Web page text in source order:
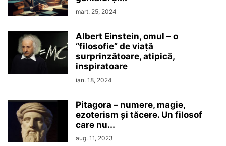
mart. 25, 2024
Albert Einstein, omul – o
“filosofie” de viaţă
surprinzătoare, atipică,
inspiratoare
ian. 18, 2024
Pitagora – numere, magie,
ezoterism şi tăcere. Un filosof
care nu...
aug. 11, 2023